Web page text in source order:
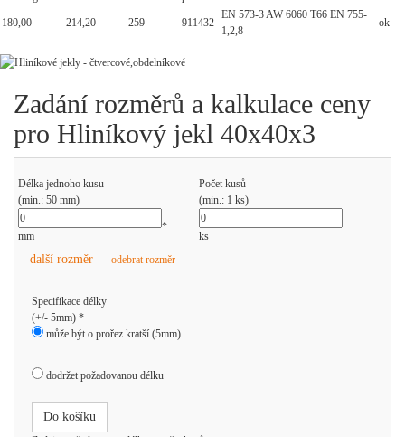
180,00 214,20 259 911432
EN 573-3 AW 6060 T66 EN 755-
1,2,8
ok
Zadání rozměrů a kalkulace ceny
pro Hliníkový jekl 40x40x3
Délka jednoho kusu
(min.: 50 mm)
Počet kusů
(min.: 1 ks)
mm
*
ks
další rozměr - odebrat rozměr
Specifikace délky
(+/- 5mm) *
může být o prořez kratší (5mm)
dodržet požadovanou délku
Do košíku